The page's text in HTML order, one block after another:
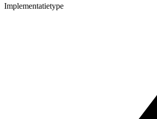
Implementatietype